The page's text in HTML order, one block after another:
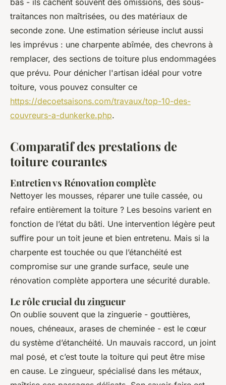
bas - ils cachent souvent des omissions, des sous-
traitances non maîtrisées, ou des matériaux de
seconde zone. Une estimation sérieuse inclut aussi
les imprévus : une charpente abîmée, des chevrons à
remplacer, des sections de toiture plus endommagées
que prévu. Pour dénicher l'artisan idéal pour votre
toiture, vous pouvez consulter ce
https://decoetsaisons.com/travaux/top-10-des-
couvreurs-a-dunkerke.php.
Comparatif des prestations de
toiture courantes
Entretien vs Rénovation complète
Nettoyer les mousses, réparer une tuile cassée, ou
refaire entièrement la toiture ? Les besoins varient en
fonction de l’état du bâti. Une intervention légère peut
suffire pour un toit jeune et bien entretenu. Mais si la
charpente est touchée ou que l’étanchéité est
compromise sur une grande surface, seule une
rénovation complète apportera une sécurité durable.
Le rôle crucial du zingueur
On oublie souvent que la zinguerie - gouttières,
noues, chéneaux, arases de cheminée - est le cœur
du système d’étanchéité. Un mauvais raccord, un joint
mal posé, et c’est toute la toiture qui peut être mise
en cause. Le zingueur, spécialisé dans les métaux,